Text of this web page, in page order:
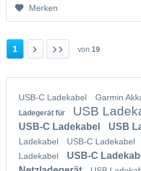
Merken
1 von 19
USB-C Ladekabel Garmin
Ladegerät für
USB
USB-C Ladekabel
USB
Ladekabel
USB-C Ladekabel
Ladekabel
USB-C